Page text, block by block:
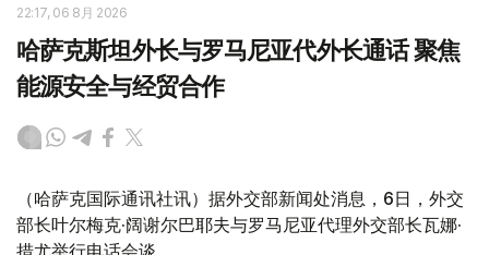
22:17, 06 8月 2026
哈萨克斯坦外长与罗马尼亚代外长通话 聚焦
能源安全与经贸合作
（哈萨克国际通讯社讯）据外交部新闻处消息，6日，外交
部长叶尔梅克·阔谢尔巴耶夫与罗马尼亚代理外交部长瓦娜·